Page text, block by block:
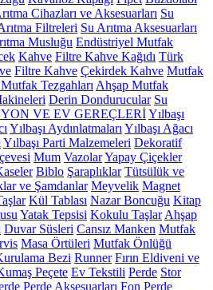
Cihazları ve Aksesuarları Su
Filtreleri Su Arıtma Aksesuarları
Musluğu Endüstriyel Mutfak
Kahve Filtre Kahve Kağıdı Türk
Filtre Kahve Çekirdek Kahve Mutfak
Tezgahları Ahşap Mutfak
Derin Dondurucular Su
VE EV GEREÇLERİYılbaşı
Yılbaşı Aydınlatmaları Yılbaşı Ağacı
Yılbaşı Parti Malzemeleri Dekoratif
Mum VazolarYapay Çiçekler
Biblo Şaraplıklar Tütsülük ve
ve Şamdanlar Meyvelik Magnet
Kül Tablası Nazar Boncuğu Kitap
Yatak Tepsisi Kokulu Taşlar Ahşap
Duvar Süsleri Cansız Manken Mutfak
Masa Örtüleri Mutfak Önlüğü
Bezi Runner Fırın Eldiveni ve
Peçete Ev Tekstili Perde Stor
Perde Aksesuarları Fon Perde